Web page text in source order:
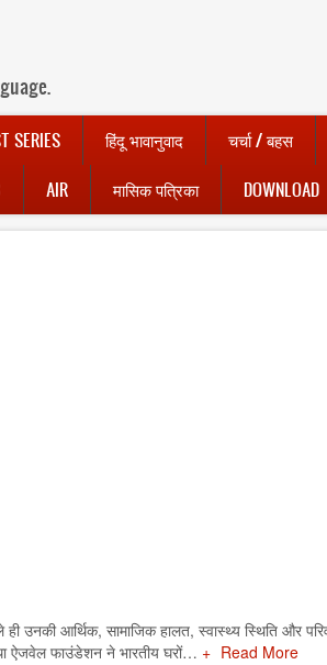
SERIES हिंदू भावानुवाद चर्चा / बहस
AIR मासिक पत्रिका DOWNLOAD
आर्थिक, सामाजिक हालत, स्वास्थ्य स्थिति और
ऐजवेल फाउंडेशन ने भारतीय घरों…
Read More